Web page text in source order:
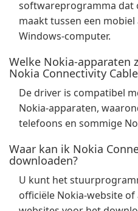
softwareprogramma dat
maakt tussen een
Windows-computer.
Welke Nokia-apparaten
Nokia Connectivity
De driver is compatibel
Nokia-apparaten,
telefoons en sommige
Waar kan ik Nokia
downloaden?
U kunt het
officiële Nokia-website